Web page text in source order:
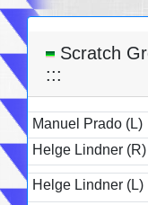
Scratch
:::
Manuel Prado (L)
Helge Lindner (R)
Helge Lindner (L)